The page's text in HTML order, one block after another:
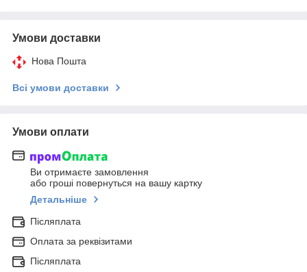
Умови доставки
Нова Пошта
Всі умови доставки
Умови оплати
Ви отримаєте замовлення
або гроші повернуться на вашу картку
Детальніше
Післяплата
Оплата за реквізитами
Післяплата